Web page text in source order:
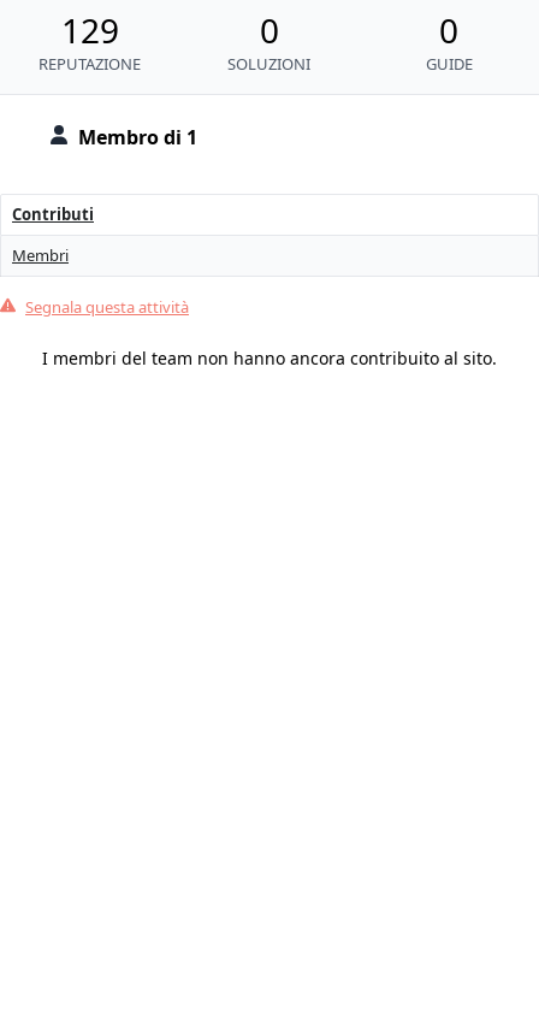
Membro di 1
129
REPUTAZIONE
0
SOLUZIONI
0
GUIDE
Contributi
Membri
Segnala questa attività
I membri del team non hanno ancora contribuito al sito.